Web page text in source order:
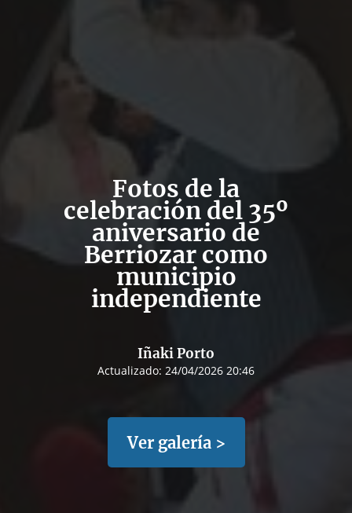
Fotos de la
celebración del 35º
aniversario de
Berriozar como
municipio
independiente
Iñaki Porto
Actualizado: 24/04/2026 20:46
Ver galería >